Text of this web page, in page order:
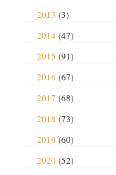
2013 (3)
2014 (47)
2015 (91)
2016 (67)
2017 (68)
2018 (73)
2019 (60)
2020 (52)